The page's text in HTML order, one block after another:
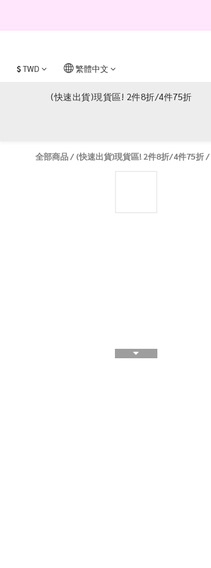
$TWD 繁體中文
(快速出貨)現貨區! 2件8折/4件75折
全部商品/ (快速出貨)現貨區! 2件8折/4件75折/